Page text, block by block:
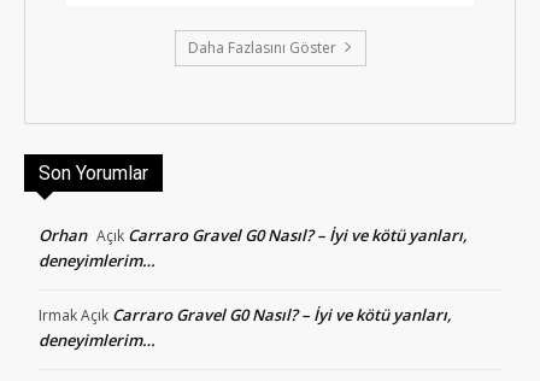
Daha Fazlasını Göster
Son Yorumlar
Orhan Açık Carraro Gravel G0 Nasıl? – İyi ve kötü yanları,
deneyimlerim…
IrmakAçık Carraro Gravel G0 Nasıl? – İyi ve kötü yanları,
deneyimlerim…